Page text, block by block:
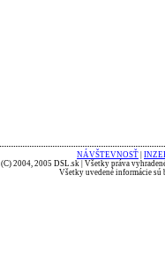
NÁVŠTEVNOSŤ
(C) 2004, 2005 DSL.sk | Všetky práva
Všetky uvedené informácie sú